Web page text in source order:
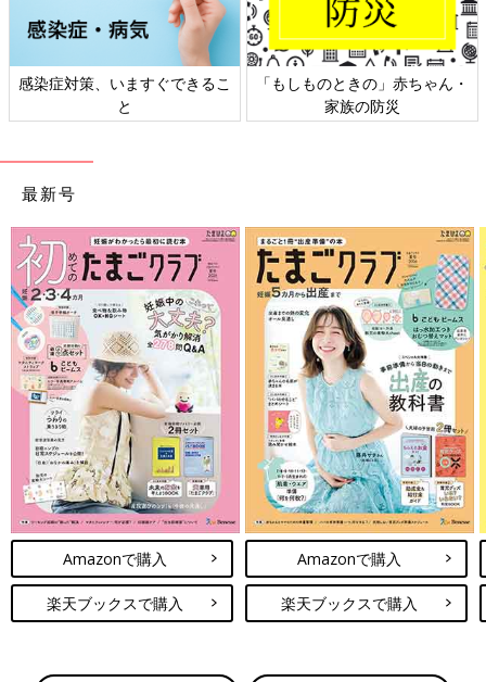
ゃん・
日本外来小児科学会リーフレッ
六星占術 細木かおりさ
最新号
Amazonで購入
楽天ブックスで購入
Amazonで購入
楽天ブックスで購入